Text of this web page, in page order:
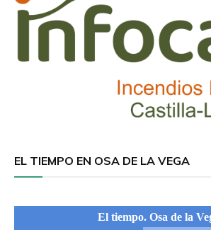
EL TIEMPO EN OSA DE LA VEGA